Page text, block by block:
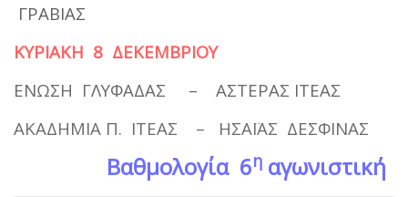
ΓΡΑΒΙΑΣ
ΚΥΡΙΑΚΗ 8 ΔΕΚΕΜΒΡΙΟΥ
ΕΝΩΣΗ ΓΛΥΦΑΔΑΣ – ΑΣΤΕΡΑΣ ΙΤΕΑΣ
ΑΚΑΔΗΜΙΑ Π. ΙΤΕΑΣ – ΗΣΑΪΑΣ ΔΕΣΦΙΝΑΣ
Βαθμολογία 6η αγωνιστική